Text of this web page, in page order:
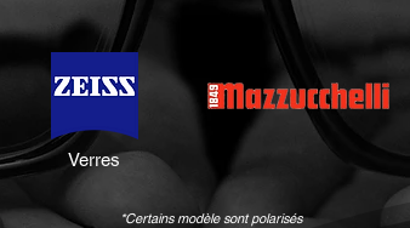
Verres
*Certains modèle sont polarisés